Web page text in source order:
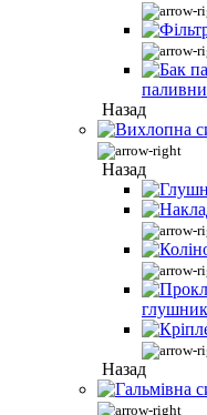
Назад
Назад
Назад